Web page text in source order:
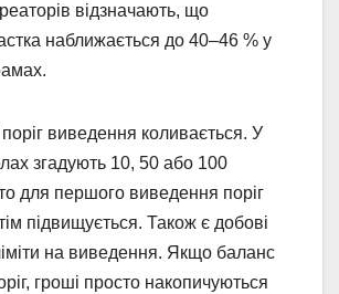
відзначають, що
наближається до 40–46 % у
виведення коливається. У
згадують 10, 50 або 100
для першого виведення поріг
підвищується. Також є добові
на виведення. Якщо баланс
гроші просто накопичуються